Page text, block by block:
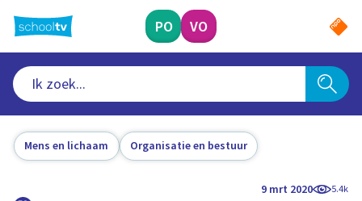
naar
hoofdinhoud
PO VO
Mens en lichaam Organisatie en bestuur
9 mrt 2020 5.4k